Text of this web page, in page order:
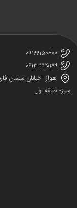
۰۹۱۶۶۱۵۰۸۰۰
۰۶۱۳۲۲۲۵۱۸۹
اهواز- خیابان سلمان
طبقه اول